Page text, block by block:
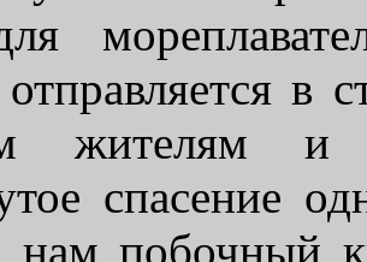
отправляется в
жителям и
спасение
нам побочный